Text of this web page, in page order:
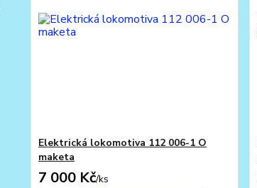
Elektrická lokomotiva 112 006-1 O
maketa
7 000 Kč/ks